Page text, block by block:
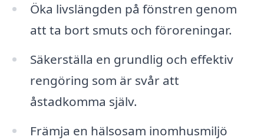
Öka livslängden på fönstren genom
att ta bort smuts och föroreningar.
Säkerställa en grundlig och effektiv
rengöring som är svår att
åstadkomma själv.
Främja en hälsosam inomhusmiljö